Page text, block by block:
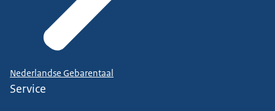
Nederlandse Gebarentaal
Service